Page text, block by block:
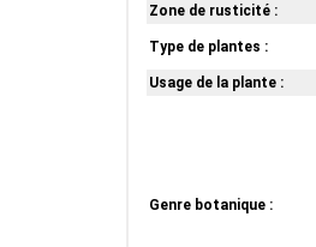
Zone de rusticité :
Type de plantes :
Usage de la plante :
Genre botanique :